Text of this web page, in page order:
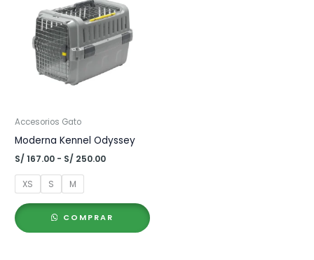
Accesorios Gato
Moderna Kennel Odyssey
S/ 167.00 - S/ 250.00Rango
S/ 167.00
hasta
S/ 250.00
XS S M
COMPRAR